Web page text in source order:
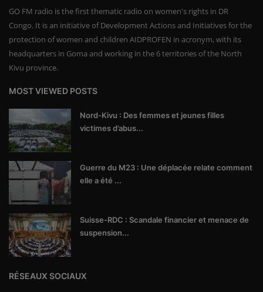
GO FM radio is the first thematic radio on women's rights in DR
Congo. It is an initiative of Development Actions and Initiatives for the
protection of women and children AIDPROFEN in acronym, with its
headquarters in Goma and working in the 6 territories of the North
Kivu province.
MOST VIEWED POSTS
Nord-Kivu : Des femmes et jeunes filles
victimes d’abus...
Guerre du M23 : Une déplacée relate comment
elle a été ...
Suisse-RDC : Scandale financier et menace de
suspension...
RÉSEAUX SOCIAUX